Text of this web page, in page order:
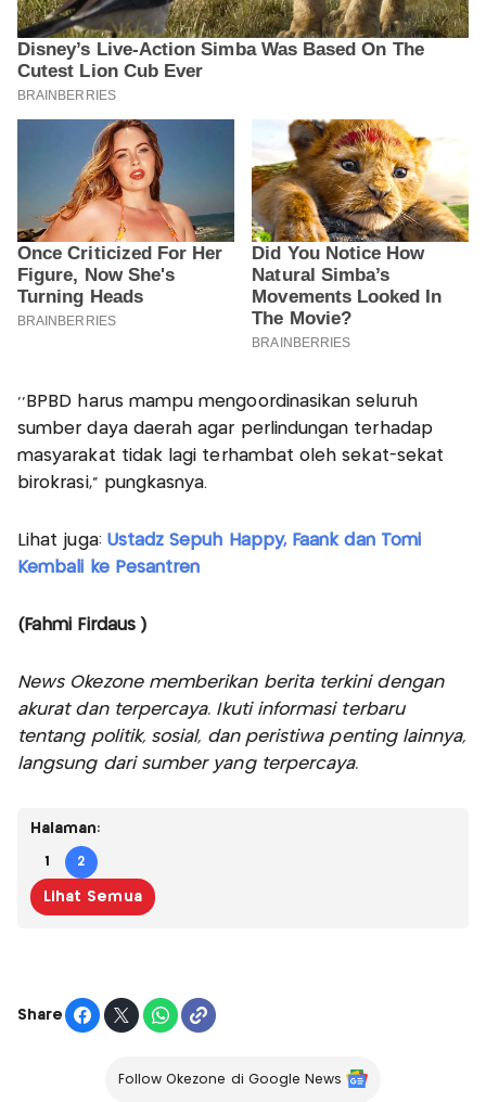
''BPBD harus mampu mengoordinasikan seluruh
sumber daya daerah agar perlindungan terhadap
masyarakat tidak lagi terhambat oleh sekat-sekat
birokrasi,” pungkasnya.
Lihat juga: Ustadz Sepuh Happy, Faank dan Tomi
Kembali ke Pesantren
(Fahmi Firdaus )
News Okezone memberikan berita terkini dengan
akurat dan terpercaya. Ikuti informasi terbaru
tentang politik, sosial, dan peristiwa penting lainnya,
langsung dari sumber yang terpercaya.
Halaman:
1 2
Lihat Semua
Share
Follow Okezone di Google News